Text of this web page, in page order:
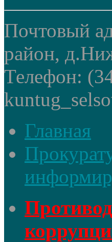
Почтовый
район,
Телефон:
Главная